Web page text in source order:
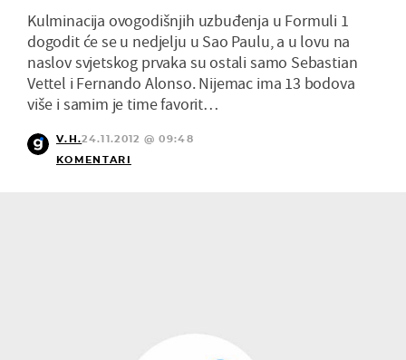
Kulminacija ovogodišnjih uzbuđenja u Formuli 1
dogodit će se u nedjelju u Sao Paulu, a u lovu na
naslov svjetskog prvaka su ostali samo Sebastian
Vettel i Fernando Alonso. Nijemac ima 13 bodova
više i samim je time favorit…
V.H.24.11.2012 @ 09:48
KOMENTARI